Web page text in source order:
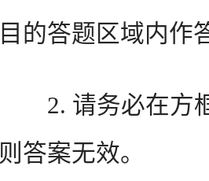
目的答题区域内作
2. 请务必在方框
则答案无效。